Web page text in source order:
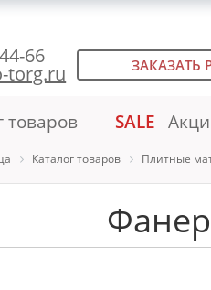
66
torg.ru ЗАКАЗАТЬ
товаров SALE
Каталог товаров Плитные